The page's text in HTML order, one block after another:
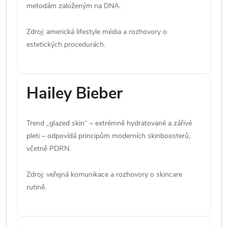
metodám založeným na DNA.
Zdroj: americká lifestyle média a rozhovory o
estetických procedurách.
Hailey Bieber
Trend „glazed skin“ – extrémně hydratované a zářivé
pleti – odpovídá principům moderních skinboosterů,
včetně PDRN.
Zdroj: veřejná komunikace a rozhovory o skincare
rutině.